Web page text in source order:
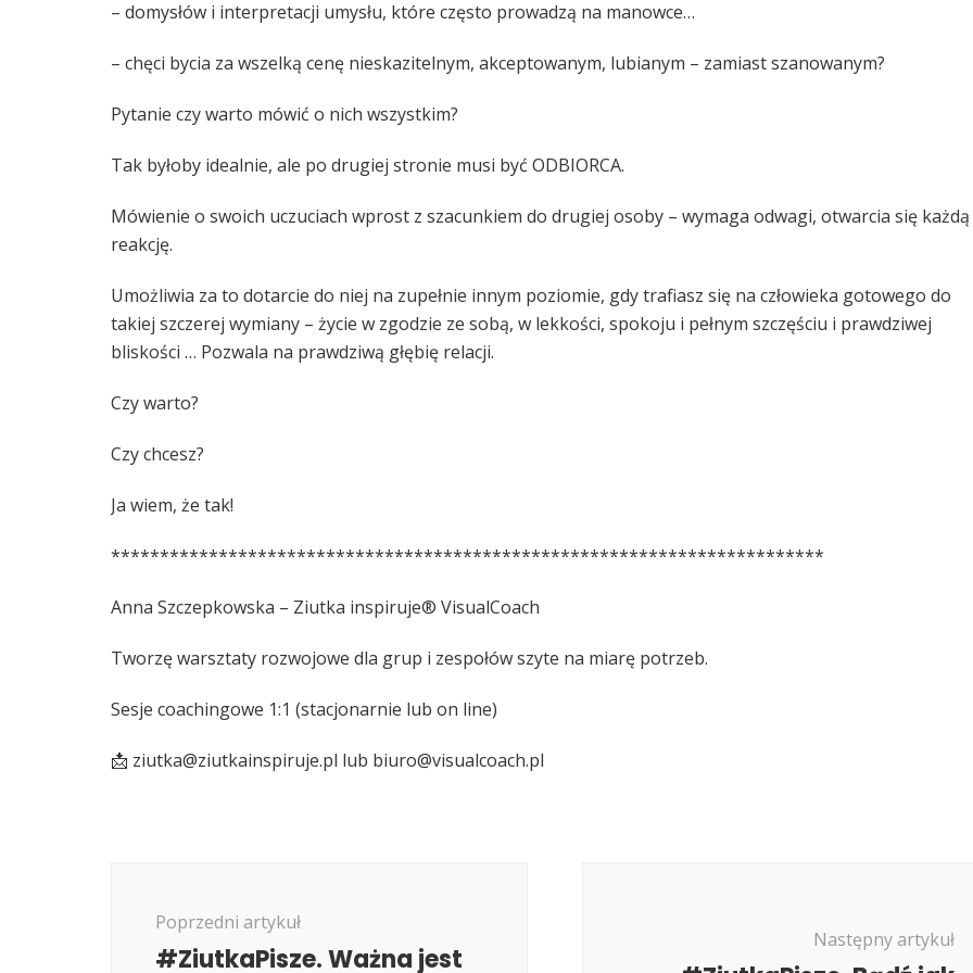
– domysłów i interpretacji umysłu, które często prowadzą na manowce…
– chęci bycia za wszelką cenę nieskazitelnym, akceptowanym, lubianym – zamiast szanowanym?
Pytanie czy warto mówić o nich wszystkim?
Tak byłoby idealnie, ale po drugiej stronie musi być ODBIORCA.
Mówienie o swoich uczuciach wprost z szacunkiem do drugiej osoby – wymaga odwagi, otwarcia się
reakcję.
Umożliwia za to dotarcie do niej na zupełnie innym poziomie, gdy trafiasz się na człowieka gotowego do
takiej szczerej wymiany – życie w zgodzie ze sobą, w lekkości, spokoju i pełnym szczęściu i prawdziwej
bliskości … Pozwala na prawdziwą głębię relacji.
Czy warto?
Czy chcesz?
Ja wiem, że tak!
*************************************************************************
Anna Szczepkowska – Ziutka inspiruje® VisualCoach
Tworzę warsztaty rozwojowe dla grup i zespołów szyte na miarę potrzeb.
Sesje coachingowe 1:1 (stacjonarnie lub on line)
📩 ziutka@ziutkainspiruje.pl lub biuro@visualcoach.pl
Poprzedni artykuł
#ZiutkaPisze. Ważna jest
Następny artykuł